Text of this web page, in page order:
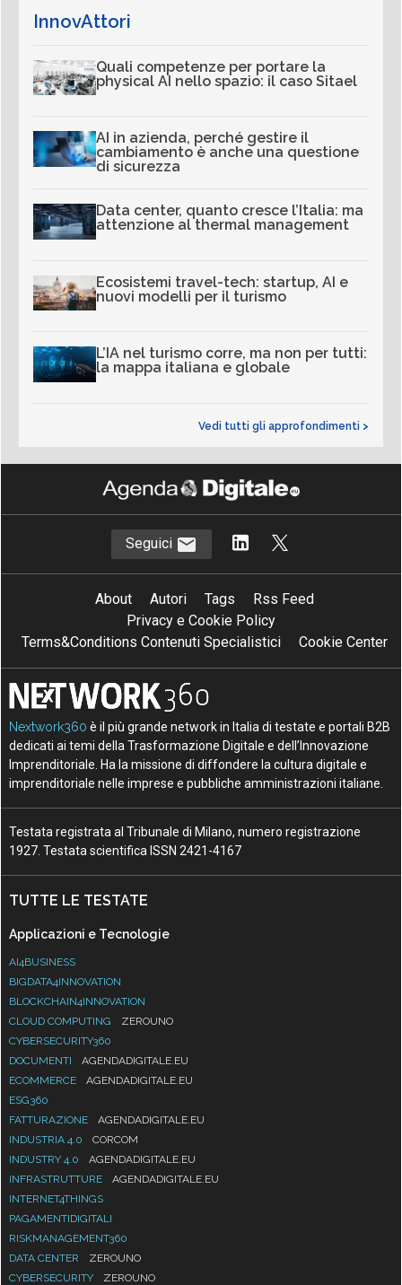
InnovAttori
Quali competenze per portare la
physical AI nello spazio: il caso Sitael
AI in azienda, perché gestire il
cambiamento è anche una questione
di sicurezza
Data center, quanto cresce l’Italia: ma
attenzione al thermal management
Ecosistemi travel-tech: startup, AI e
nuovi modelli per il turismo
L’IA nel turismo corre, ma non per tutti:
la mappa italiana e globale
Vedi tutti gli approfondimenti >
Seguici
About Autori Tags
Rss Feed
Privacy e Cookie Policy
Terms&Conditions Contenuti Specialistici
Cookie Center
Nextwork360 è il più grande network in Italia di testate e portali B2B
dedicati ai temi della Trasformazione Digitale e dell’Innovazione
Imprenditoriale. Ha la missione di diffondere la cultura digitale e
imprenditoriale nelle imprese e pubbliche amministrazioni italiane.
Testata registrata al Tribunale di Milano, numero registrazione
1927. Testata scientifica ISSN 2421-4167
TUTTE LE TESTATE
Applicazioni e Tecnologie
AI4BUSINESS
BIGDATA4INNOVATION
BLOCKCHAIN4INNOVATION
CLOUD COMPUTING
ZEROUNO
CYBERSECURITY360
DOCUMENTI
AGENDADIGITALE.EU
ECOMMERCE
AGENDADIGITALE.EU
ESG360
FATTURAZIONE
AGENDADIGITALE.EU
INDUSTRIA 4.0
CORCOM
INDUSTRY 4.0
AGENDADIGITALE.EU
INFRASTRUTTURE
AGENDADIGITALE.EU
INTERNET4THINGS
PAGAMENTIDIGITALI
RISKMANAGEMENT360
DATA CENTER
ZEROUNO
CYBERSECURITY
ZEROUNO